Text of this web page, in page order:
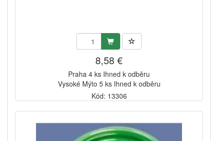
8,58 €
Praha 4 ks Ihned k odběru
Vysoké Mýto 5 ks Ihned k odběru
Kód: 13306